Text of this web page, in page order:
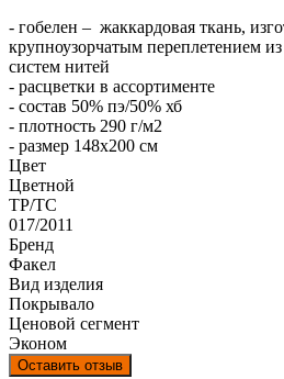
- гобелен – жаккардовая ткань,
крупноузорчатым переплетением
систем нитей
- расцветки в ассортименте
- состав 50% пэ/50% хб
- плотность 290 г/м2
- размер 148х200 см
Цвет
Цветной
ТР/ТС
017/2011
Бренд
Факел
Вид изделия
Покрывало
Ценовой сегмент
Эконом
Оставить отзыв